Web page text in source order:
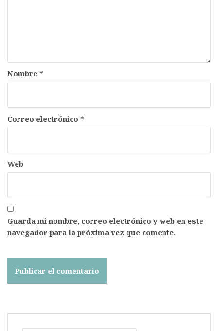
Nombre *
Correo electrónico *
Web
Guarda mi nombre, correo electrónico y web en este
navegador para la próxima vez que comente.